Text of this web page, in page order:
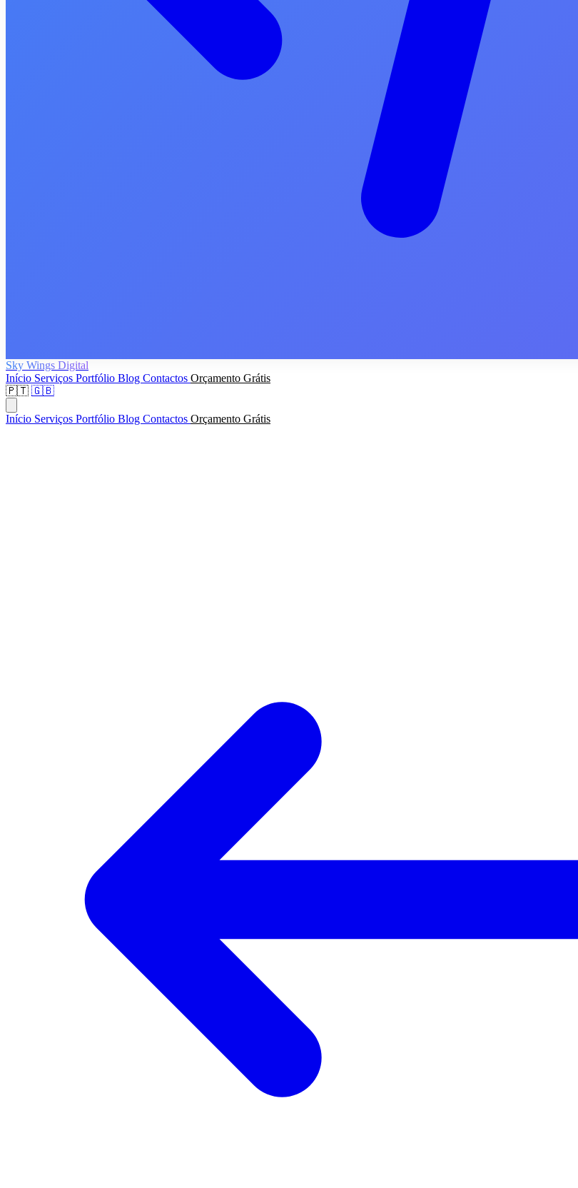
Sky Wings Digital
Início Serviços Portfólio Blog Contactos Orçamento Grátis
🇵🇹 🇬🇧
Início Serviços Portfólio Blog Contactos Orçamento Grátis